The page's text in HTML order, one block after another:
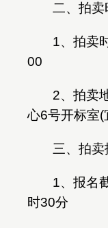
二、拍卖
1、拍卖
00
2、拍卖
心6号开标室(
三、拍卖
1、 报名
时30分